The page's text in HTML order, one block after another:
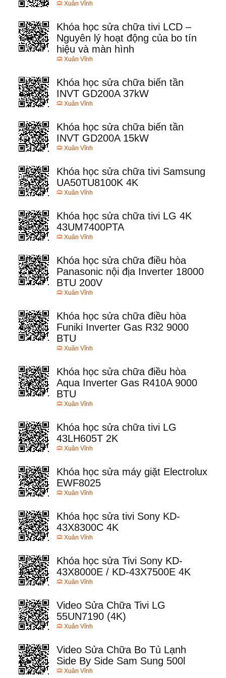
Xuân Vĩnh
Khóa học sửa chữa tivi LCD –
Nguyên lý hoạt động của bo tín
hiệu và màn hình
Xuân Vĩnh
Khóa học sửa chữa biến tần
INVT GD200A 37kW
Xuân Vĩnh
Khóa học sửa chữa biến tần
INVT GD200A 15kW
Xuân Vĩnh
Khóa học sửa chữa tivi Samsung
UA50TU8100K 4K
Xuân Vĩnh
Khóa học sửa chữa tivi LG 4K
43UM7400PTA
Xuân Vĩnh
Khóa học sửa chữa điều hòa
Panasonic nội địa Inverter 18000
BTU 200V
Xuân Vĩnh
Khóa học sửa chữa điều hòa
Funiki Inverter Gas R32 9000
BTU
Xuân Vĩnh
Khóa học sửa chữa điều hòa
Aqua Inverter Gas R410A 9000
BTU
Xuân Vĩnh
Khóa học sửa chữa tivi LG
43LH605T 2K
Xuân Vĩnh
Khóa học sửa máy giặt Electrolux
EWF8025
Xuân Vĩnh
Khóa học sửa tivi Sony KD-
43X8300C 4K
Xuân Vĩnh
Khóa học sửa Tivi Sony KD-
43X8000E / KD-43X7500E 4K
Xuân Vĩnh
Video Sửa Chữa Tivi LG
55UN7190 (4K)
Xuân Vĩnh
Video Sửa Chữa Bo Tủ Lạnh
Side By Side Sam Sung 500l
Xuân Vĩnh